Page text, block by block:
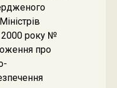
2000 року №
про